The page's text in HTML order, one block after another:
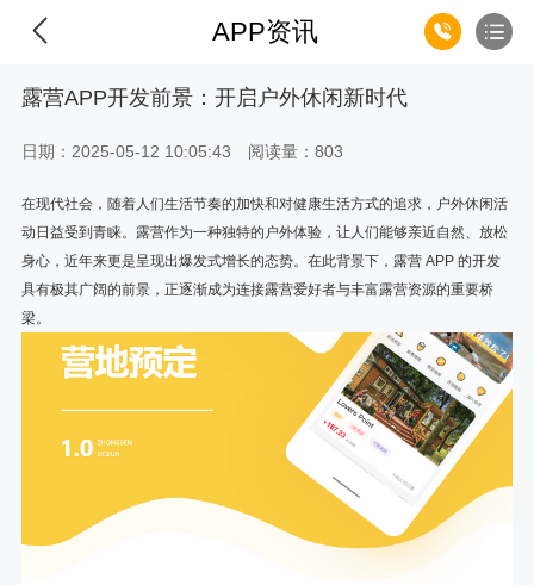
APP资讯
露营APP开发前景：开启户外休闲新时代
日期：2025-05-12 10:05:43 阅读量： 803
在现代社会，随着人们生活节奏的加快和对健康生活方式的追求，户外休闲活
动日益受到青睐。露营作为一种独特的户外体验，让人们能够亲近自然、放松
身心，近年来更是呈现出爆发式增长的态势。在此背景下，露营 APP 的开发
具有极其广阔的前景，正逐渐成为连接露营爱好者与丰富露营资源的重要桥
梁。